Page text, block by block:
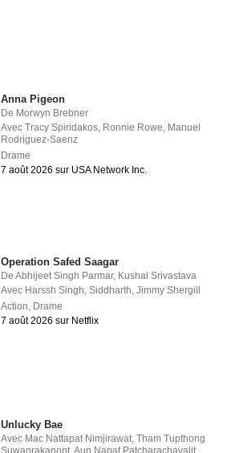
Anna Pigeon
De Morwyn Brebner
AvecTracy Spiridakos Ronnie Rowe Manuel
Rodriguez-Saenz
Drame
7 août 2026 sur USA Network Inc.
Operation Safed Saagar
DeAbhijeet Singh Parmar, Kushal Srivastava
Avec Harssh Singh,Siddharth,Jimmy Shergill
Action, Drame
7 août 2026 sur Netflix
Unlucky Bae
Avec Mac Nattapat Nimjirawat,Tham Tupthong